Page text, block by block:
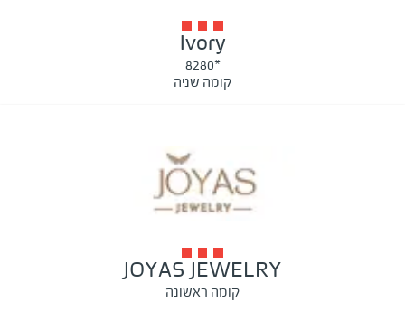
Ivory
*8280
קומה שניה
JOYAS JEWELRY
קומה ראשונה